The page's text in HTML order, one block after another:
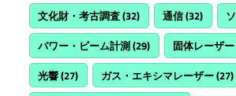
文化財・考古調査(32) 通信(32)
パワー・ビーム計測(29) 固体レーザー
光響(27) ガス・エキシマレーザー(27)